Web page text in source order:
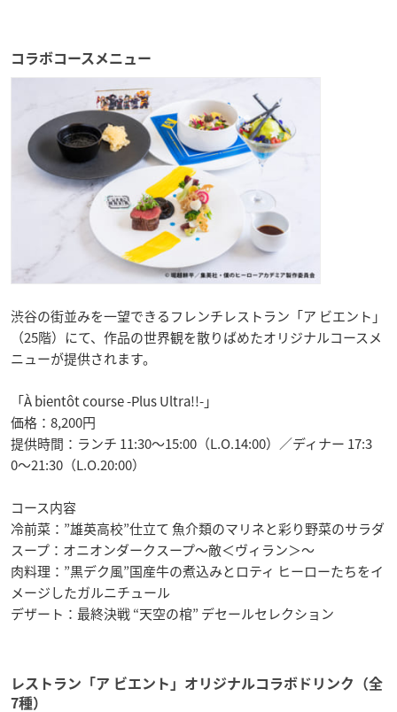
コラボコースメニュー
渋谷の街並みを一望できるフレンチレストラン「ア ビエント」
（25階）にて、作品の世界観を散りばめたオリジナルコースメ
ニューが提供されます。
「À bientôt course -Plus Ultra!!-」
価格：8,200円
提供時間：ランチ 11:30〜15:00（L.O.14:00）／ディナー 17:3
0〜21:30（L.O.20:00）
コース内容
冷前菜：”雄英高校”仕立て 魚介類のマリネと彩り野菜のサラダ
スープ：オニオンダークスープ〜敵＜ヴィラン＞〜
肉料理：”黒デク風”国産牛の煮込みとロティ ヒーローたちをイ
メージしたガルニチュール
デザート：最終決戦 “天空の棺” デセールセレクション
レストラン「ア ビエント」オリジナルコラボドリンク（全
7種）